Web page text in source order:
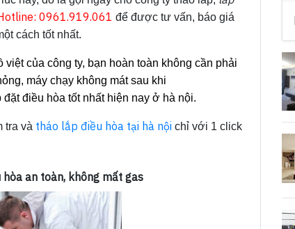
0961.919.061 để được tư vấn, báo giá
cách tốt nhất.
việt của công ty, bạn hoàn toàn không cần phải
máy chạy không mát sau khi
điều hòa tốt nhất hiện nay ở hà nội.
tra và tháo lắp điều hòa tại hà nội chỉ với 1 click
an toàn, không mất gas